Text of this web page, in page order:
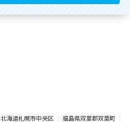
北海道札幌市中央区
福島県双葉郡双葉町